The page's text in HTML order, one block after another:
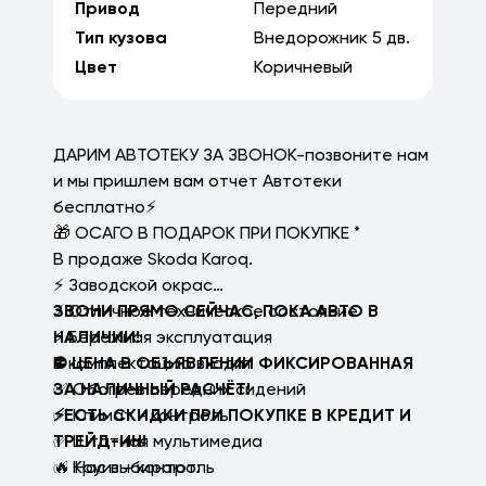
Привод
Передний
Тип кузова
Внедорожник 5 дв.
Цвет
Коричневый
ДАРИМ АВТОТЕКУ ЗА ЗВОНОК-позвоните нам
и мы пришлем вам отчет Автотеки
бесплатно⚡
🎁 ОСАГО В ПОДАРОК ПРИ ПОКУПКЕ *
В продаже Skoda Karoq.
⚡ Заводской окрас
⚡ Отличное техническое состояние
⚡ Бережная эксплуатация
В комплектацию входит
✅ Обогрев передних сидений
✅ Климат - контроль
✅ Штатная мультимедиа
✅ Круиз - контроль
ЗВОНИ ПРЯМО СЕЙЧАС, ПОКА АВТО В
НАЛИЧИИ!
⛔ ЦЕНА В ОБЪЯВЛЕНИИ ФИКСИРОВАННАЯ
ЗА НАЛИЧНЫЙ РАСЧЁТ!
⚡ЕСТЬ СКИДКИ ПРИ ПОКУПКЕ В КРЕДИТ И
ТРЕЙД-ИН!
🔥 Нас выбирают: